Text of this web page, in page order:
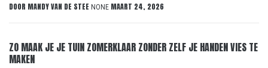
DOOR MANDY VAN DE STEE NONE MAART 24, 2026
ZO MAAK JE JE TUIN ZOMERKLAAR ZONDER ZELF JE HANDEN VIES TE
MAKEN